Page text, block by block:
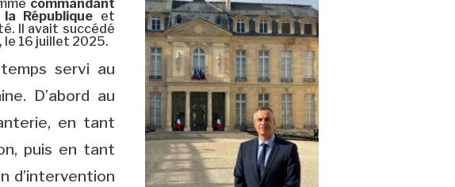
commandant
République et
Il avait succédé
le 16 juillet 2025.
servi au
D’abord au
en tant
puis en tant
d’intervention